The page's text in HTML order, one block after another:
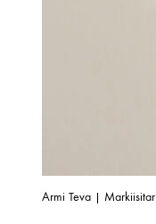
Armi Teva | Markiisitar